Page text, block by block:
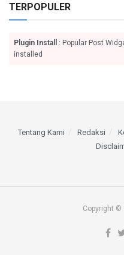
TERPOPULER
Plugin Install
: Popular Post
installed
Tentang Kami Redaksi
Copyright ©